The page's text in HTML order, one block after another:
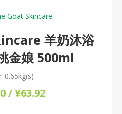
Goat Skincare
羊奶沐浴
金娘 500ml
0.65kg(s)
/ ¥63.92